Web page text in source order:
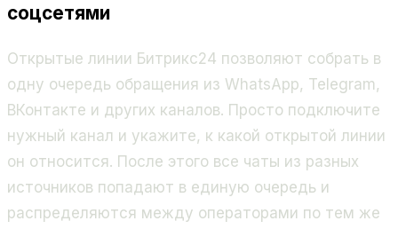
соцсетями
Открытые линии Битрикс24 позволяют собрать в
одну очередь обращения из WhatsApp, Telegram,
ВКонтакте и других каналов. Просто подключите
нужный канал и укажите, к какой открытой линии
он относится. После этого все чаты из разных
источников попадают в единую очередь и
распределяются между операторами по тем же